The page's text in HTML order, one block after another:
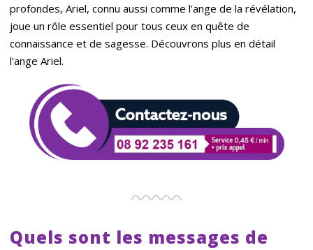
profondes, Ariel, connu aussi comme l’ange de la révélation,
joue un rôle essentiel pour tous ceux en quête de
connaissance et de sagesse. Découvrons plus en détail
l’ange Ariel.
Quels sont les messages de